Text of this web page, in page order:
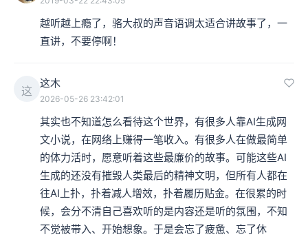
越听越上瘾了，骆大叔的声音语调太适合讲故事了，一
直讲，不要停啊！
这
这木
2026-05-26 23:42:01
其实也不知道怎么看待这个世界，有很多人靠AI生成网
文小说，在网络上赚得一笔收入。有很多人在做最简单
的体力活时，愿意听着这些最廉价的故事。可能这些AI
生成的还没有摧毁人类最后的精神文明，但所有人都在
往AI上扑，扑着减人增效，扑着履历贴金。在很累的时
候，会分不清自己喜欢听的是内容还是听的氛围，不知
不觉被带入、开始想象。于是会忘了疲惫、忘了休